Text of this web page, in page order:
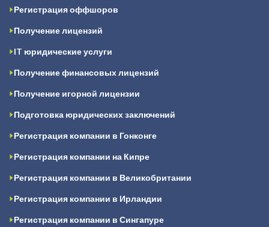
Регистрация оффшоров
Получение лицензий
IT юридические услуги
Получение финансовых лицензий
Получение игорной лицензии
Подготовка юридических заключений
Регистрация компании в Гонконге
Регистрация компании на Кипре
Регистрация компании в Великобритании
Регистрация компании в Ирландии
Регистрация компании в Сингапуре